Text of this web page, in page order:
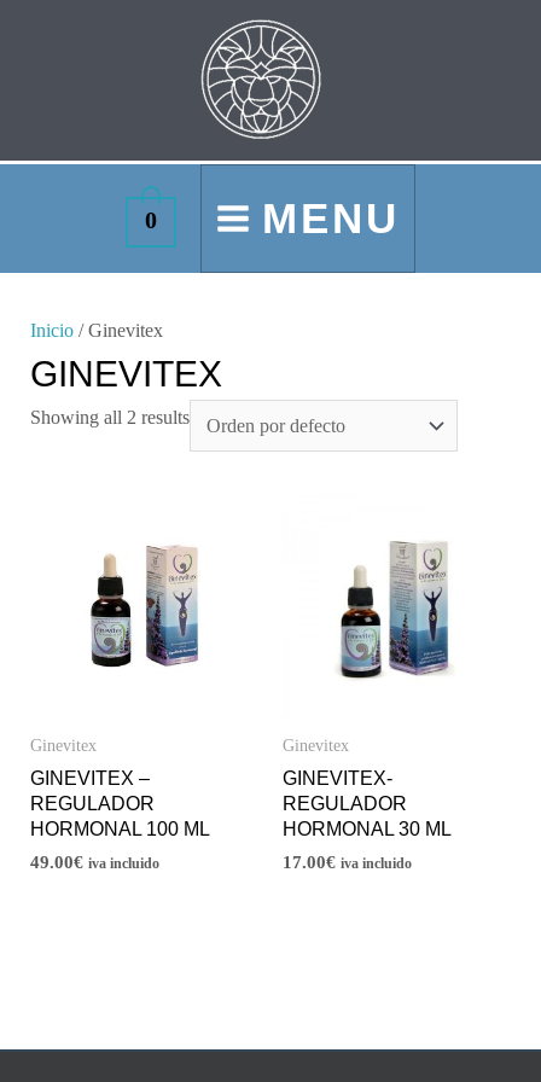
0
MAIN
MENU
MENU
Inicio / Ginevitex
GINEVITEX
Showing all 2 results
Ginevitex
GINEVITEX –
REGULADOR
HORMONAL 100 ML
49.00€ iva incluido
Ginevitex
GINEVITEX-
REGULADOR
HORMONAL 30 ML
17.00€ iva incluido